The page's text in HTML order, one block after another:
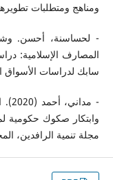
ومناهج ومتطلبات
المصارف الإسلامية:
سابك لدراسات الأسواق
-
وابتكار صكوك حكومية
مجلة تنمية الرافدين، المجلد (39)، العدد